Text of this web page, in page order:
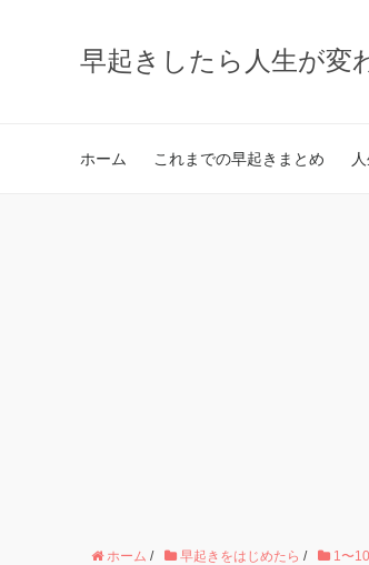
早起きしたら人生が変
ホーム これまでの早起きまとめ
ホーム / 早起きをはじめたら / 1〜